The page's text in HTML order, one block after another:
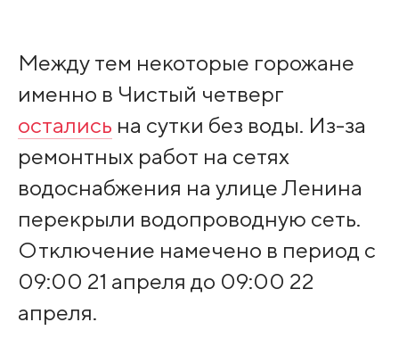
Между тем некоторые горожане
именно в Чистый четверг
остались на сутки без воды. Из-за
ремонтных работ на сетях
водоснабжения на улице Ленина
перекрыли водопроводную сеть.
Отключение намечено в период с
09:00 21 апреля до 09:00 22
апреля.